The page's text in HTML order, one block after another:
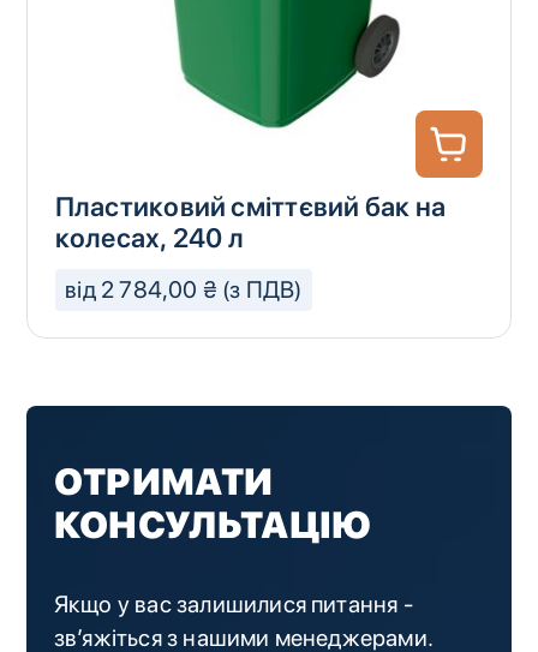
Пластиковий сміттєвий бак на
колесах, 240 л
від 2 784,00 ₴ (з ПДВ)
ОТРИМАТИ
КОНСУЛЬТАЦІЮ
Якщо у вас залишилися питання -
зв’яжіться з нашими менеджерами.